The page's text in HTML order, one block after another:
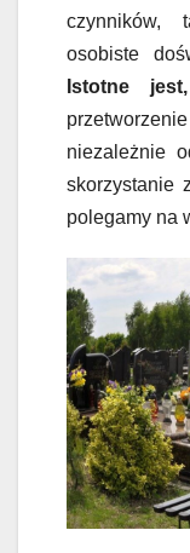
czynników,
osobiste
Istotne
niezależnie
skorzystanie
polegamy na